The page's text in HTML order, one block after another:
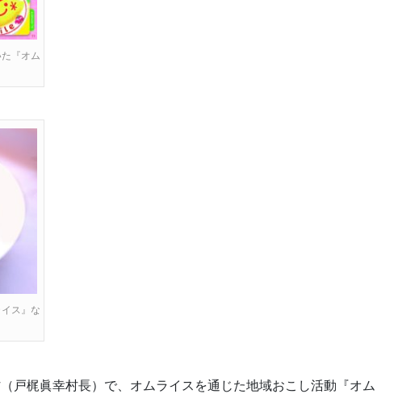
『オム
ス』な
戸梶眞幸村長）で、オムライスを通じた地域おこし活動『オム